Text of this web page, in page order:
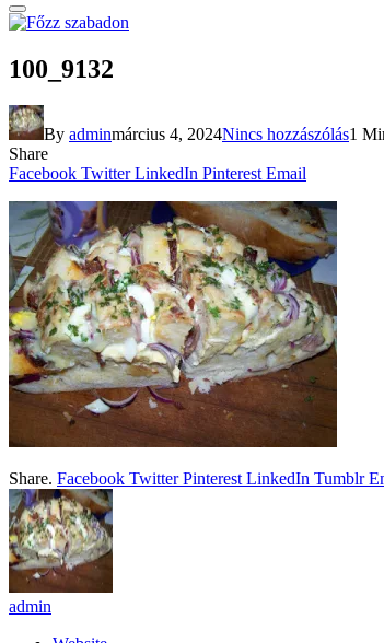
100_9132
By adminmárcius 4, 2024Nincs hozzászólás1
Share
Facebook Twitter LinkedIn Pinterest Email
Share. Facebook Twitter Pinterest LinkedIn Tumblr
admin